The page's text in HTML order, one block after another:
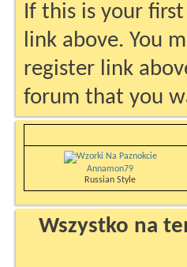
If this is your
link above. You
register link
forum that you
Annamon79
Russian Style
Wszystko na